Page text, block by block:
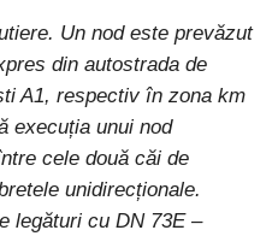
Un nod este prevăzut
din autostrada de
A1, respectiv în zona km
execuția unui nod
cele două căi de
unidirecționale.
legături cu DN 73E –